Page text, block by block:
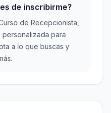
de inscribirme?
de Recepcionista,
para
a lo que buscas y